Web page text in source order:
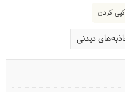
کپی کردن
دیدنی